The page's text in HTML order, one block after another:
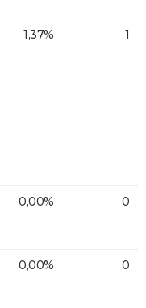
1,37% 1
0,00% 0
0,00% 0